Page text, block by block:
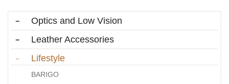
Optics and Low Vision
Leather Accessories
Lifestyle
BARIGO